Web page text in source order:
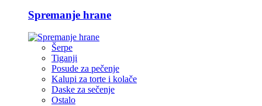
Spremanje hrane
Šerpe
Tiganji
Posude za pečenje
Kalupi za torte i kolače
Daske za sečenje
Ostalo